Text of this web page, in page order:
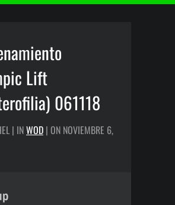
Lift
061118
| INWOD | ON NOVIEMBRE 6,